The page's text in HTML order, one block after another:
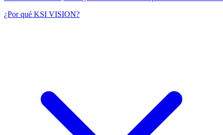
¿Por qué KSI VISION?